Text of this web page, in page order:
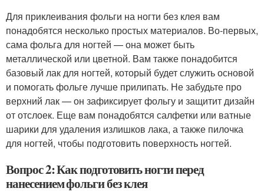
Для приклеивания фольги на ногти без клея вам
понадобятся несколько простых материалов. Во-первых,
сама фольга для ногтей — она может быть
металлической или цветной. Вам также понадобится
базовый лак для ногтей, который будет служить основой
и помогать фольге лучше прилипать. Не забудьте про
верхний лак — он зафиксирует фольгу и защитит дизайн
от отслоек. Еще вам понадобятся салфетки или ватные
шарики для удаления излишков лака, а также пилочка
для ногтей, чтобы подготовить поверхность ногтей.
Вопрос 2: Как подготовить ногти перед
нанесением фольги без клея